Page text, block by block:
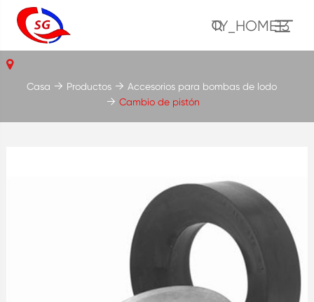
TY_HOME13
Casa Productos
Accesorios para bombas de lodo
Cambio de pistón